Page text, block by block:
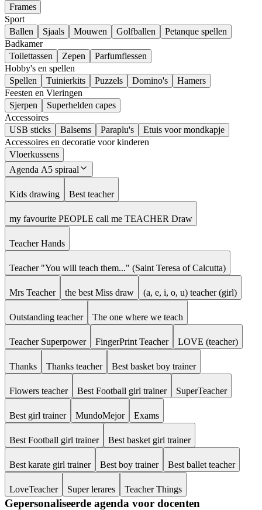
Frames
Sport
Ballen
Sjaals Mouwen Golfballen
Petanque spellen
Badkamer
Toilettassen
Zepen
Parfumflessen
Hobby's en spellen
Spellen
Tuinierkits Puzzels Domino's
Hamers
Feesten en Vieringen
Sjerpen
Superhelden capes
Accessoires
USB sticks
Balsems Paraplu's
Etuis voor mondkapje
Accessoires en decoratie voor kinderen
Vloerkussens
Agenda A5 spiraal
Kids drawing Best teacher
my favourite PEOPLE call me TEACHER Draw
Teacher Hands
Teacher "You will teach them..." (Saint Teresa of Calcutta)
Mrs Teacher the best Miss draw (a, e, i, o, u) teacher (girl)
Outstanding teacher The one where we teach
Teacher Superpower FingerPrint Teacher LOVE (teacher)
Thanks Thanks teacher Best basket boy trainer
Flowers teacher Best Football girl trainer SuperTeacher
Best girl trainer MundoMejor Exams
Best Football girl trainer Best basket girl trainer
Best karate girl trainer Best boy trainer Best ballet teacher
LoveTeacher Super lerares Teacher Things
Gepersonaliseerde agenda voor docenten